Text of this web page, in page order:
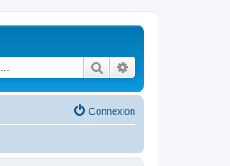
Rechercher
Connexion